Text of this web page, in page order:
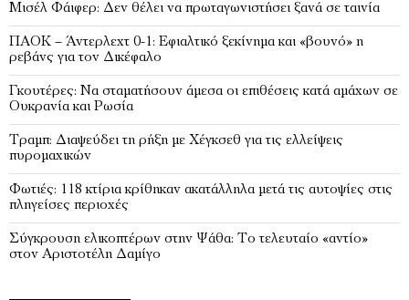
Μισέλ Φάιφερ: Δεν θέλει να πρωταγωνιστήσει ξανά σε ταινία
ΠΑΟΚ – Άντερλεχτ 0-1: Εφιαλτικό ξεκίνημα και «βουνό» η
ρεβάνς για τον Δικέφαλο
Γκουτέρες: Να σταματήσουν άμεσα οι επιθέσεις κατά αμάχων σε
Ουκρανία και Ρωσία
Τραμπ: Διαψεύδει τη ρήξη με Χέγκσεθ για τις ελλείψεις
πυρομαχικών
Φωτιές: 118 κτίρια κρίθηκαν ακατάλληλα μετά τις αυτοψίες στις
πληγείσες περιοχές
Σύγκρουση ελικοπτέρων στην Ψάθα: Tο τελευταίο «αντίο»
στον Αριστοτέλη Δαμίγο